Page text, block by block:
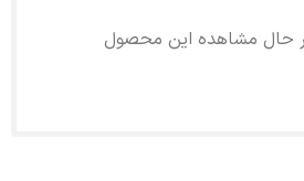
حال مشاهده این محصول